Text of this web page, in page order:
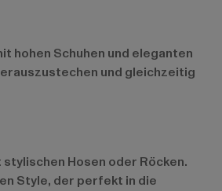
hohen Schuhen und eleganten
und gleichzeitig
Hosen oder Röcken.
Style, der perfekt in die